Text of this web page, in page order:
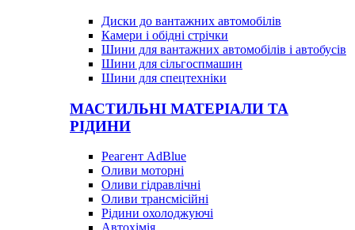
Диски до вантажних автомобілів
Камери і обідні стрічки
Шини для вантажних автомобілів і автобусів
Шини для сільгоспмашин
Шини для спецтехніки
МАСТИЛЬНІ МАТЕРІАЛИ ТА
РІДИНИ
Реагент AdBlue
Оливи моторні
Оливи гідравлічні
Оливи трансмісійні
Рідини охолоджуючі